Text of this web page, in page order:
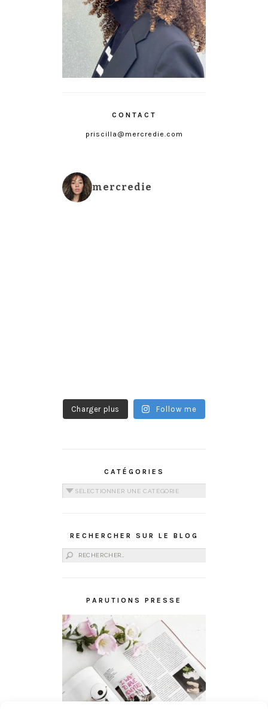
CONTACT
priscilla@mercredie.com
mercredie
Charger plus Follow me
CATÉGORIES
Catégories
RECHERCHER SUR LE BLOG
Rechercher :
PARUTIONS PRESSE